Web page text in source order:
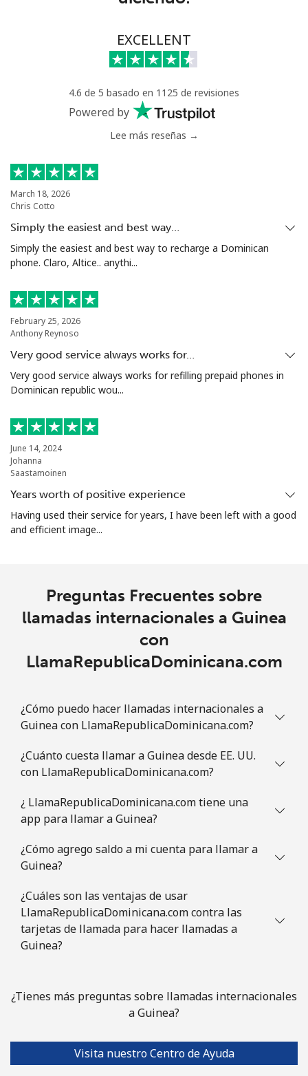
⁦1.5¢⁩
333 min por
⁦1.6¢⁩
312 min por
Greenland
Línea fija
Celular ⁦10.9¢⁩
45 min por
Grenada
Línea fija
Celular ⁦31.5¢⁩
15 min por
⁦9¢⁩
Guadeloupe
Línea fija
Celular ⁦29.5¢⁩
16 min por
-
All country ⁦4.5¢⁩
111 min por
⁦$5⁩
Guatemala
⁦$5⁩
⁦$5⁩
Línea fija ⁦64.9¢⁩
Celular 9 min por ⁦$5⁩ ⁦32¢⁩
Guinea Bissau
Línea fija ⁦76.9¢⁩ 6 min por ⁦$5⁩
Guyana
⁦$5⁩
EXCELLENT
4.6 de 5 basado en 1125 de revisiones
Powered by
Lee más reseñas →
March 18, 2026
Chris Cotto
Simply the easiest and best way…
Simply the easiest and best way to recharge a Dominican
phone. Claro, Altice.. anythi...
February 25, 2026
Anthony Reynoso
Very good service always works for…
Very good service always works for refilling prepaid phones in
Dominican republic wou...
June 14, 2024
Johanna
Saastamoinen
Years worth of positive experience
Having used their service for years, I have been left with a good
and efficient image...
Preguntas Frecuentes sobre
llamadas internacionales a Guinea
con
LlamaRepublicaDominicana.com
¿Cómo puedo hacer llamadas internacionales a
Guinea con LlamaRepublicaDominicana.com?
¿Cuánto cuesta llamar a Guinea desde EE. UU.
con LlamaRepublicaDominicana.com?
¿ LlamaRepublicaDominicana.com tiene una
app para llamar a Guinea?
¿Cómo agrego saldo a mi cuenta para llamar a
Guinea?
¿Cuáles son las ventajas de usar
LlamaRepublicaDominicana.com contra las
tarjetas de llamada para hacer llamadas a
Guinea?
¿Tienes más preguntas sobre llamadas internacionales
a Guinea?
Visita nuestro Centro de Ayuda